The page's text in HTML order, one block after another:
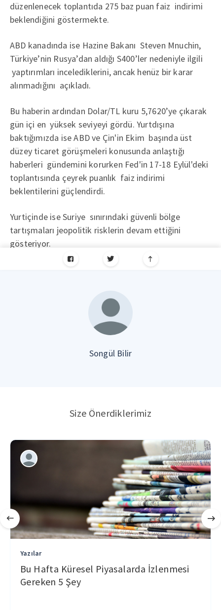
düzenlenecek toplantıda 275 baz puan faiz indirimi
beklendiğini göstermekte.
ABD kanadında ise Hazine Bakanı Steven Mnuchin,
Türkiye’nin Rusya’dan aldığı S400’ler nedeniyle ilgili
yaptırımları incelediklerini, ancak henüz bir karar
alınmadığını açıkladı.
Bu haberin ardından Dolar/TL kuru 5,7620’ye çıkarak
gün içi en yüksek seviyeyi gördü. Yurtdışına
baktığımızda ise ABD ve Çin'in Ekim başında üst
düzey ticaret görüşmeleri konusunda anlaştığı
haberleri gündemini korurken Fed'in 17-18 Eylül'deki
toplantısında çeyrek puanlık faiz indirimi
beklentilerini güçlendirdi.
Yurtiçinde ise Suriye sınırındaki güvenli bölge
tartışmaları jeopolitik risklerin devam ettiğini
gösteriyor.
Songül Bilir
Size Önerdiklerimiz
Yazılar
Bu Hafta Küresel Piyasalarda İzlenmesi
Gereken 5 Şey